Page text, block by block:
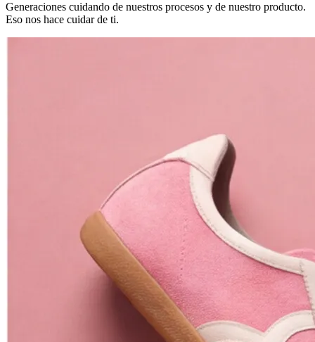
Generaciones cuidando de nuestros procesos y de nuestro producto.
Eso nos hace cuidar de ti.